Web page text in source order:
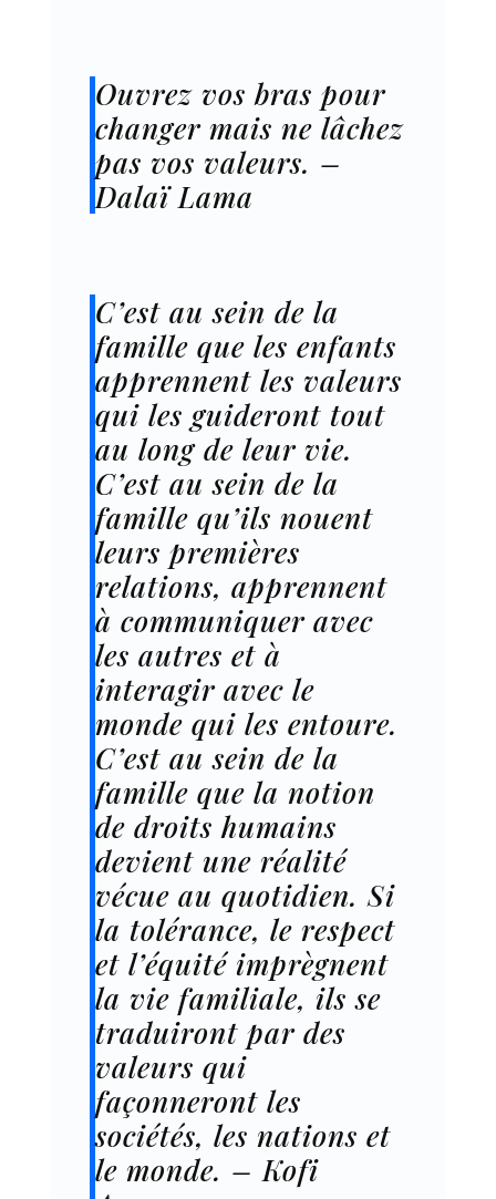
Ouvrez vos bras pour
changer mais ne lâchez
pas vos valeurs. –
Dalaï Lama
C’est au sein de la
famille que les enfants
apprennent les valeurs
qui les guideront tout
au long de leur vie.
C’est au sein de la
famille qu’ils nouent
leurs premières
relations, apprennent
à communiquer avec
les autres et à
interagir avec le
monde qui les entoure.
C’est au sein de la
famille que la notion
de droits humains
devient une réalité
vécue au quotidien. Si
la tolérance, le respect
et l’équité imprègnent
la vie familiale, ils se
traduiront par des
valeurs qui
façonneront les
sociétés, les nations et
le monde. – Kofi